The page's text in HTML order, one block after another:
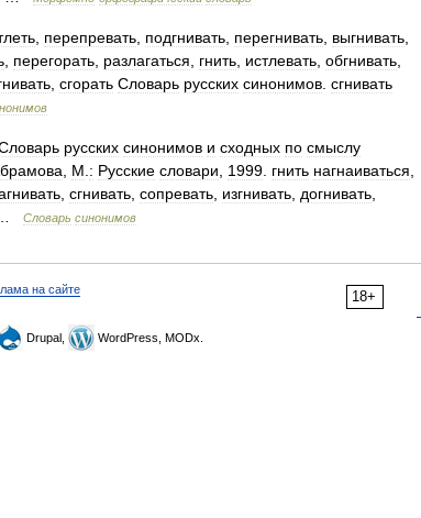
перепревать подгнивать перегнивать выгнивать
перегорать разлагаться гнить истлевать обгнивать
сгорать Словарь русских синонимов сгнивать
русских синонимов и сходных по смыслу
М : Русские словари 1999 гнить нагнаиваться
сгнивать сопревать изгнивать догнивать
Словарь синонимов
18+
на сайте
Drupal, WordPress, MODx.